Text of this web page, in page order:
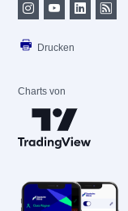
Drucken
Charts von